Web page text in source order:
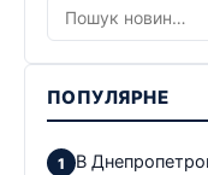
ПОПУЛЯРНЕ
В